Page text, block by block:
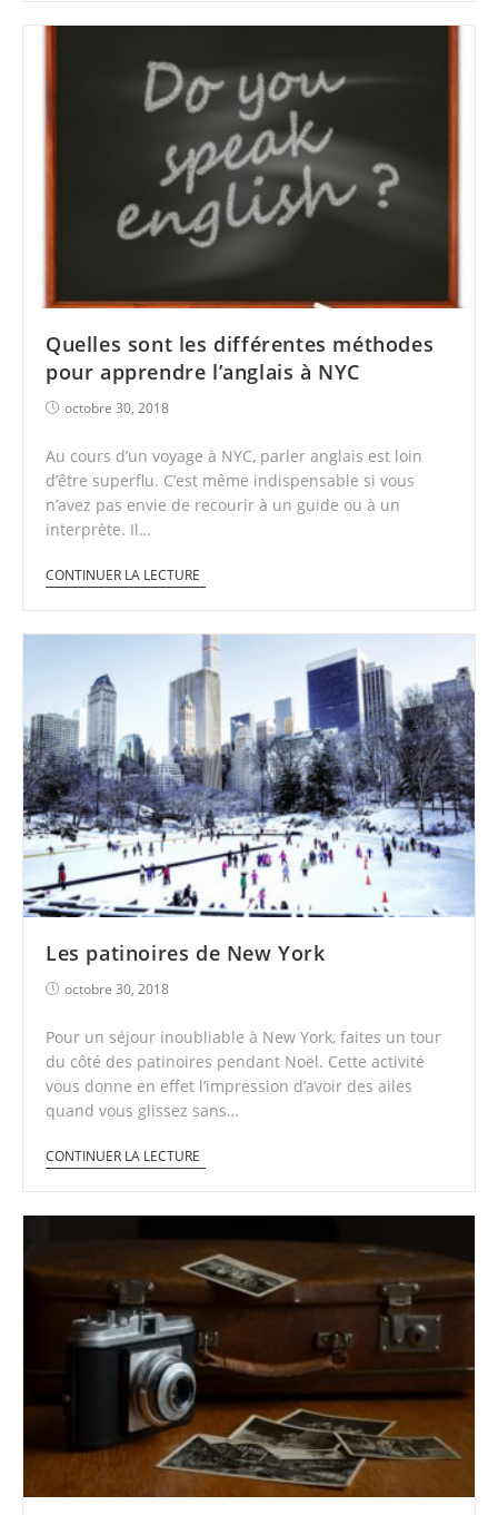
Quelles sont les différentes méthodes
pour apprendre l’anglais à NYC
octobre 30, 2018
Au cours d’un voyage à NYC, parler anglais est loin
d’être superflu. C’est même indispensable si vous
n’avez pas envie de recourir à un guide ou à un
interprète. Il…
CONTINUER LA LECTURE
Les patinoires de New York
octobre 30, 2018
Pour un séjour inoubliable à New York, faites un tour
du côté des patinoires pendant Noël. Cette activité
vous donne en effet l’impression d’avoir des ailes
quand vous glissez sans…
CONTINUER LA LECTURE